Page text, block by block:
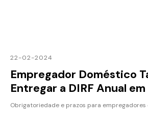
22-02-2024
Empregador Doméstico
Entregar a DIRF Anual
Obrigatoriedade e prazos para empregadores